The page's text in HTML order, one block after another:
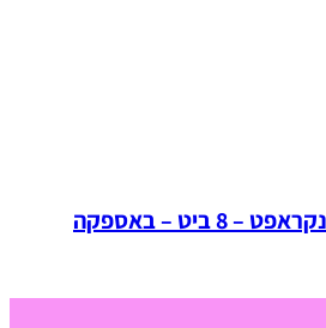
משקפי שמש מיינקראפט – 8 ביט – באספקה